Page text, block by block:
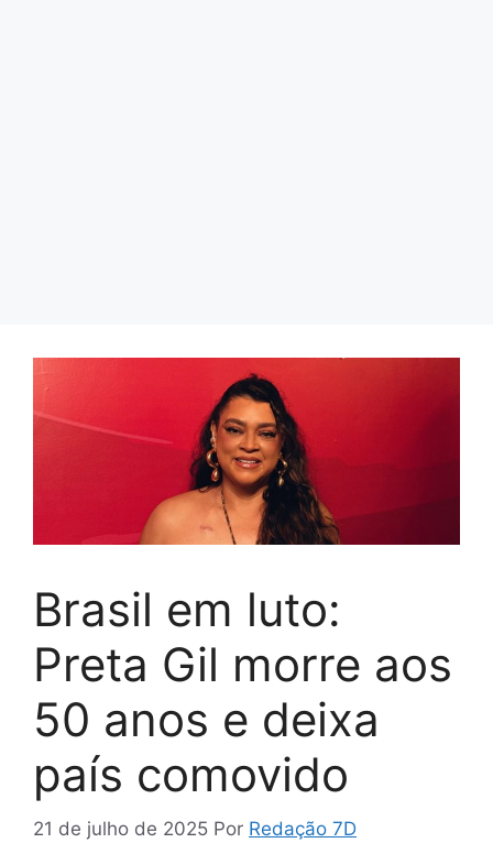
Brasil em luto:
Preta Gil morre aos
50 anos e deixa
país comovido
21 de julho de 2025 Por Redação 7D